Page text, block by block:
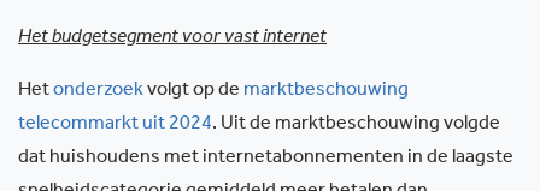
Het budgetsegment voor vast internet
Hetonderzoekvolgt op de marktbeschouwing
telecommarkt uit 2024. Uit de marktbeschouwing volgde
dat huishoudens met internetabonnementen in de laagste